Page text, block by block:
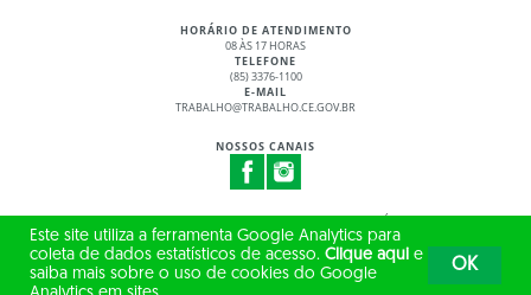
HORÁRIO DE ATENDIMENTO
08 ÀS 17 HORAS
TELEFONE
(85) 3376-1100
E-MAIL
TRABALHO@TRABALHO.CE.GOV.BR
NOSSOS CANAIS
© 2017 - 2026 – GOVERNO DO ESTADO DO CEARÁ
TODOS OS DIREITOS RESERVADOS
Este site utiliza a ferramenta Google Analytics para
coleta de dados estatísticos de acesso. Clique aqui e
saiba mais sobre o uso de cookies do Google
OK